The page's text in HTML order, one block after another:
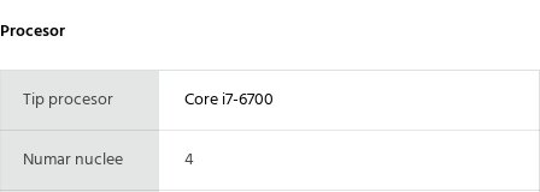
Procesor
Tip procesor Core i7-6700
Numar nuclee 4